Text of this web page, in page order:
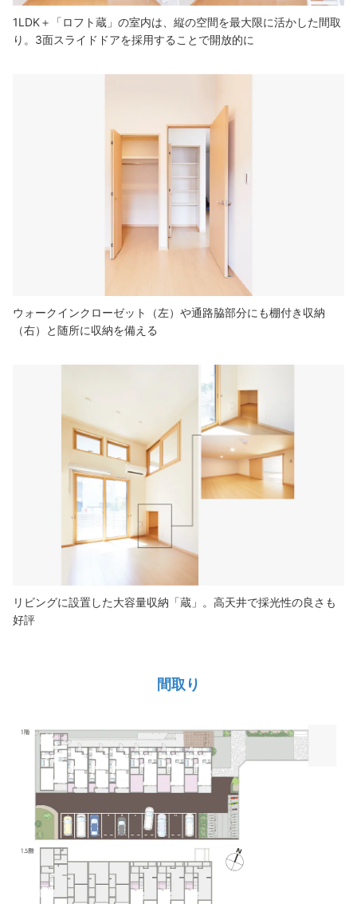
1LDK＋「ロフト蔵」の室内は、縦の空間を最大限に活かした間取
り。3面スライドドアを採用することで開放的に
ウォークインクローゼット（左）や通路脇部分にも棚付き収納
（右）と随所に収納を備える
リビングに設置した大容量収納「蔵」。高天井で採光性の良さも
好評
間取り